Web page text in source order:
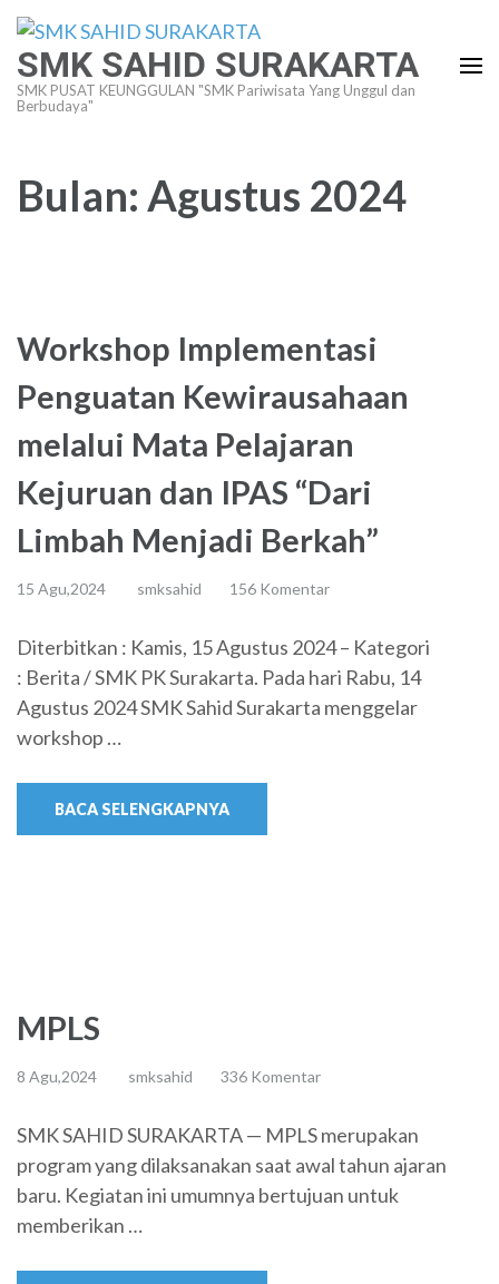
Lompat
konten
(Tekan
SMK SAHID SURAKARTA
SMK PUSAT KEUNGGULAN "SMK Pariwisata Yang Unggul dan
Berbudaya"
Bulan: Agustus 2024
Workshop Implementasi
Penguatan Kewirausahaan
melalui Mata Pelajaran
Kejuruan dan IPAS “Dari
Limbah Menjadi Berkah”
15 Agu,2024 smksahid 156 Komentar
Diterbitkan : Kamis, 15 Agustus 2024 – Kategori
: Berita / SMK PK Surakarta. Pada hari Rabu, 14
Agustus 2024 SMK Sahid Surakarta menggelar
workshop …
BACA SELENGKAPNYA
MPLS
8 Agu,2024 smksahid 336 Komentar
SMK SAHID SURAKARTA — MPLS merupakan
program yang dilaksanakan saat awal tahun ajaran
baru. Kegiatan ini umumnya bertujuan untuk
memberikan …